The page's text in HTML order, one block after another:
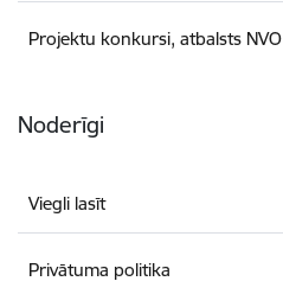
Projektu konkursi, atbalsts NVO
Noderīgi
Viegli lasīt
Privātuma politika